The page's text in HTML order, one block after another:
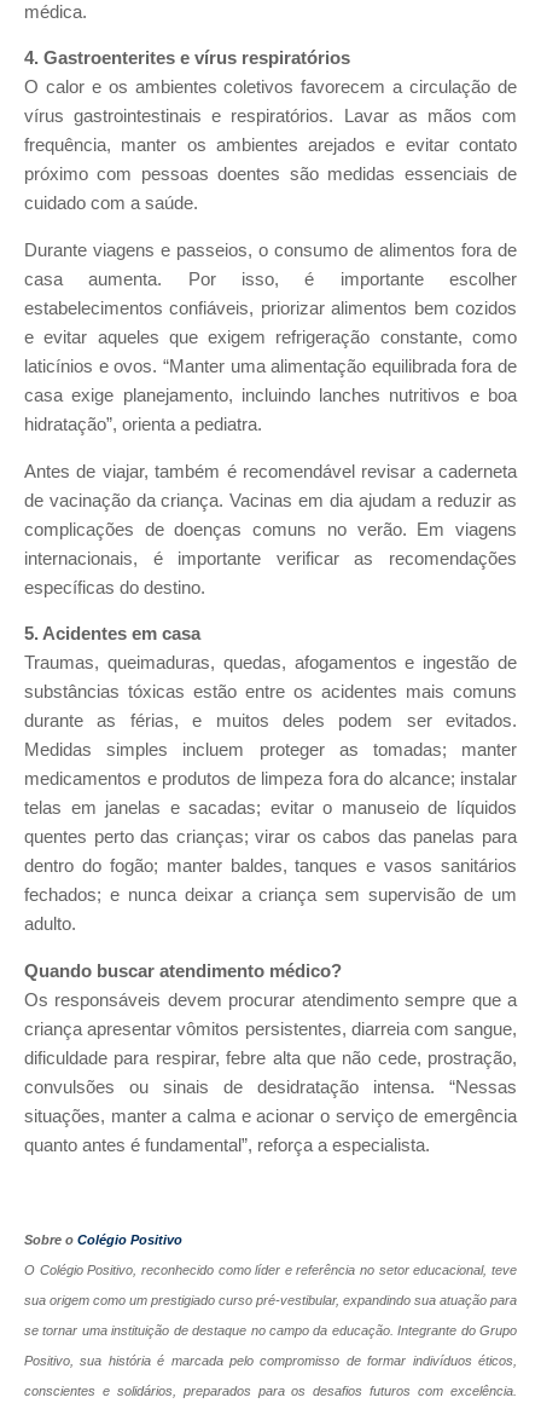
médica.
4. Gastroenterites e vírus respiratórios
O calor e os ambientes coletivos favorecem a circulação de
vírus gastrointestinais e respiratórios. Lavar as mãos com
frequência, manter os ambientes arejados e evitar contato
próximo com pessoas doentes são medidas essenciais de
cuidado com a saúde.
Durante viagens e passeios, o consumo de alimentos fora de
casa aumenta. Por isso, é importante escolher
estabelecimentos confiáveis, priorizar alimentos bem cozidos
e evitar aqueles que exigem refrigeração constante, como
laticínios e ovos. “Manter uma alimentação equilibrada fora de
casa exige planejamento, incluindo lanches nutritivos e boa
hidratação”, orienta a pediatra.
Antes de viajar, também é recomendável revisar a caderneta
de vacinação da criança. Vacinas em dia ajudam a reduzir as
complicações de doenças comuns no verão. Em viagens
internacionais, é importante verificar as recomendações
específicas do destino.
5. Acidentes em casa
Traumas, queimaduras, quedas, afogamentos e ingestão de
substâncias tóxicas estão entre os acidentes mais comuns
durante as férias, e muitos deles podem ser evitados.
Medidas simples incluem proteger as tomadas; manter
medicamentos e produtos de limpeza fora do alcance; instalar
telas em janelas e sacadas; evitar o manuseio de líquidos
quentes perto das crianças; virar os cabos das panelas para
dentro do fogão; manter baldes, tanques e vasos sanitários
fechados; e nunca deixar a criança sem supervisão de um
adulto.
Quando buscar atendimento médico?
Os responsáveis devem procurar atendimento sempre que a
criança apresentar vômitos persistentes, diarreia com sangue,
dificuldade para respirar, febre alta que não cede, prostração,
convulsões ou sinais de desidratação intensa. “Nessas
situações, manter a calma e acionar o serviço de emergência
quanto antes é fundamental”, reforça a especialista.
Sobre o Colégio Positivo
O Colégio Positivo, reconhecido como líder e referência no setor educacional, teve
sua origem como um prestigiado curso pré-vestibular, expandindo sua atuação para
se tornar uma instituição de destaque no campo da educação. Integrante do Grupo
Positivo, sua história é marcada pelo compromisso de formar indivíduos éticos,
conscientes e solidários, preparados para os desafios futuros com excelência.